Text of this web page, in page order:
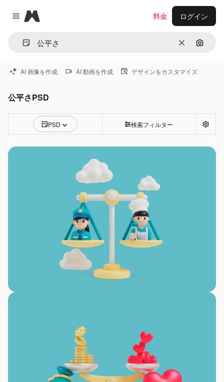
Close menu
Magnific
消去 画像で
料金 ログイン
AI 画像を作成 AI 動画を作成 デザインをカスタマイズ
公平さPSD
PSD 検索フィルター